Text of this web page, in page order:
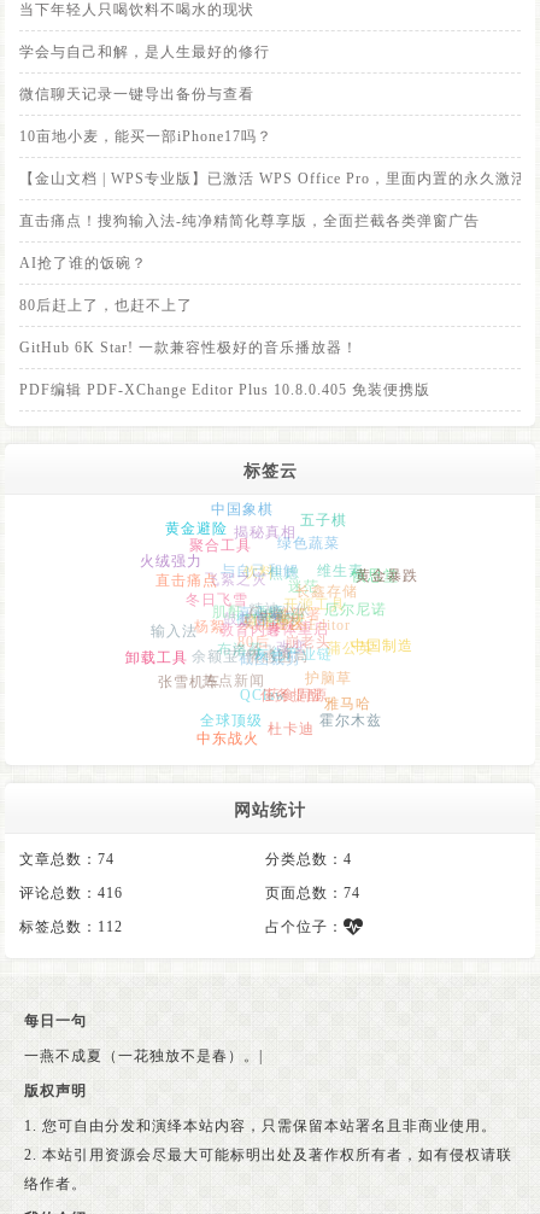
当下年轻人只喝饮料不喝水的现状
学会与自己和解，是人生最好的修行
微信聊天记录一键导出备份与查看
10亩地小麦，能买一部iPhone17吗？
【金山文档 | WPS专业版】已激活 WPS Office Pro，里面内置的永久激活
直击痛点！搜狗输入法-纯净精简化尊享版，全面拦截各类弹窗广告
AI抢了谁的饭碗？
80后赶上了，也赶不上了
GitHub 6K Star! 一款兼容性极好的音乐播放器！
PDF编辑 PDF-XChange Editor Plus 10.8.0.405 免装便携版
标签云
任务提醒
长鑫存储
饮料
肌酐
布洛芬
截图裁剪
改变
身体重启
一键部署
精神小伙
Codex
微信多开
人间百态
天涯社区
微信聊天
一键备份
酒瘾
真心话
鼓起勇气
教育内卷
80后
房价飞涨
情感困局
灰色产业链
崩老头
PixiEditor
开源工具
迷茫
焦虑
与自己和解
飞絮之灾
冬日飞雪
杨絮
余额宝
热点新闻
QClaw药食同源
护脑草
蒲公英
厄尔尼诺
维生素
绿色蔬菜
揭秘真相
聚合工具
直击痛点
输入法
张雪机车
全球顶级
杜卡迪
雅马哈
中国制造
慎思堂
五子棋
中国象棋
火绒强力
卸载工具
中东战火
霍尔木兹
黄金暴跌
黄金避险
网站统计
文章总数：74
分类总数：4
评论总数：416
页面总数：74
标签总数：112
占个位子：
每日一句
一燕不成夏（一花独放不是春）。
版权声明
1. 您可自由分发和演绎本站内容，只需保留本站署名且非商业使用。
2. 本站引用资源会尽最大可能标明出处及著作权所有者，如有侵权请联
络作者。